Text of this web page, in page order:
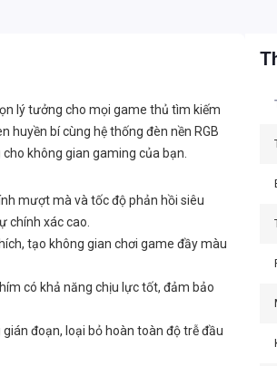
lý tưởng cho mọi game thủ tìm kiếm
huyền bí cùng hệ thống đèn nền RGB
không gian gaming của bạn.
mượt mà và tốc độ phản hồi siêu
chính xác cao.
tạo không gian chơi game đầy màu
có khả năng chịu lực tốt, đảm bảo
đoạn, loại bỏ hoàn toàn độ trễ đầu